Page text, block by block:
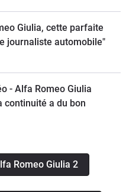
Giulia, cette parfaite
journaliste automobile"
- Alfa Romeo Giulia
continuité a du bon
Romeo Giulia 2